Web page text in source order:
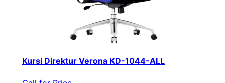
Kursi Direktur Verona KD-1044-ALL